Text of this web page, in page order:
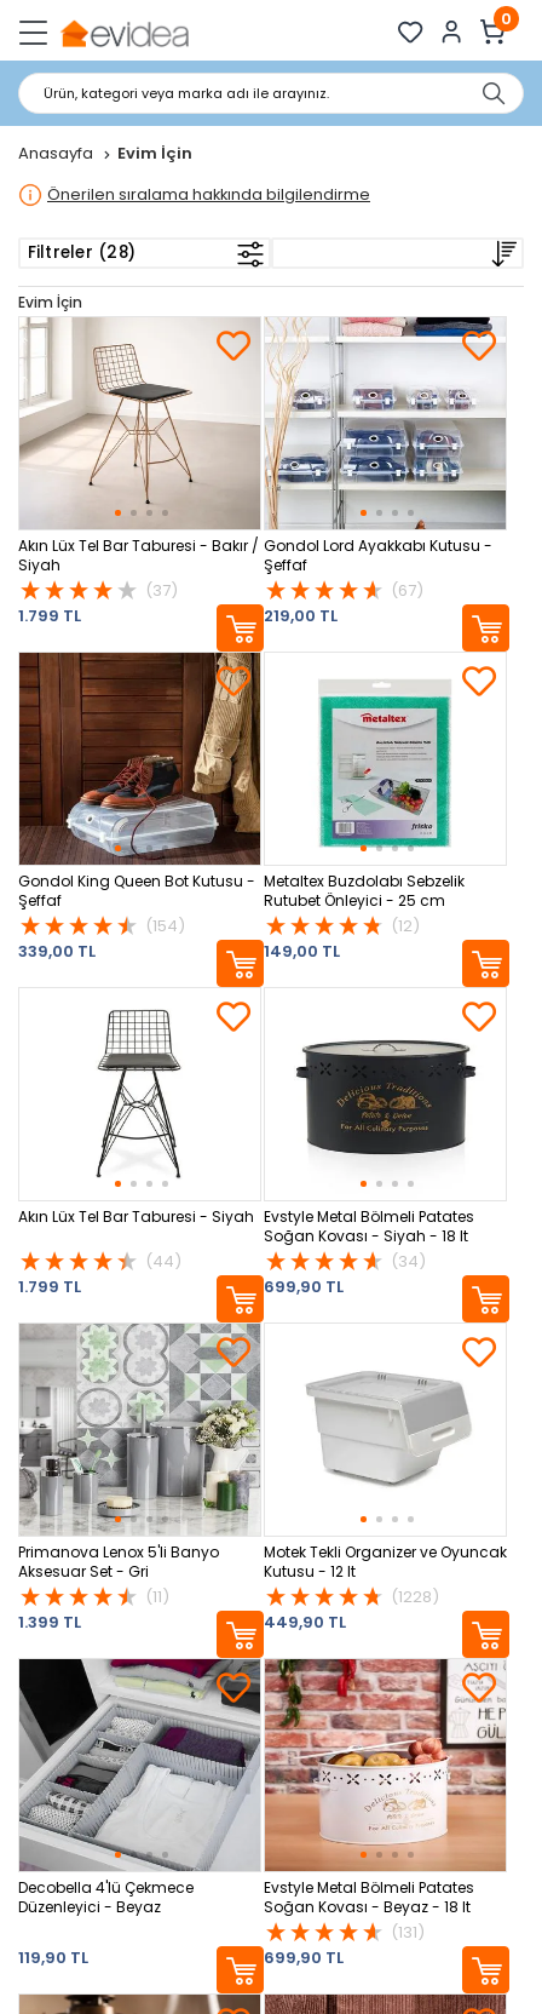
0
Ürün, kategori veya marka adı ile arayınız.
Anasayfa Evim İçin
Önerilen sıralama hakkında bilgilendirme
Filtreler (28)
Evim İçin
Akın Lüx Tel Bar Taburesi - Bakır /
Siyah
(37)
1.799 TL
Gondol Lord Ayakkabı Kutusu -
Şeffaf
(67)
219,00 TL
Gondol King Queen Bot Kutusu -
Şeffaf
(154)
339,00 TL
Metaltex Buzdolabı Sebzelik
Rutubet Önleyici - 25 cm
(12)
149,00 TL
Akın Lüx Tel Bar Taburesi - Siyah
(44)
1.799 TL
Evstyle Metal Bölmeli Patates
Soğan Kovası - Siyah - 18 lt
(34)
699,90 TL
Primanova Lenox 5'li Banyo
Aksesuar Set - Gri
(11)
1.399 TL
Motek Tekli Organizer ve Oyuncak
Kutusu - 12 lt
(1228)
449,90 TL
Decobella 4'lü Çekmece
Düzenleyici - Beyaz
119,90 TL
Evstyle Metal Bölmeli Patates
Soğan Kovası - Beyaz - 18 lt
(131)
699,90 TL